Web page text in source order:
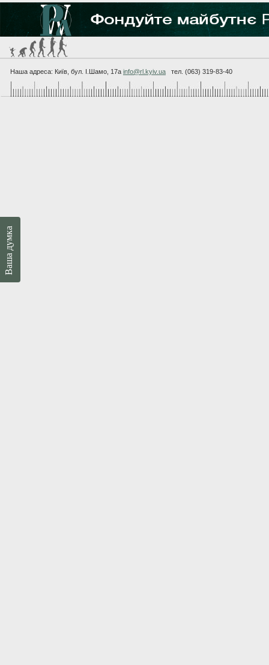
Наша адреса: Київ, бул. I.Шамо, 17а info@rl.kyiv.ua тел. (063) 319-83-40
Ваша думка